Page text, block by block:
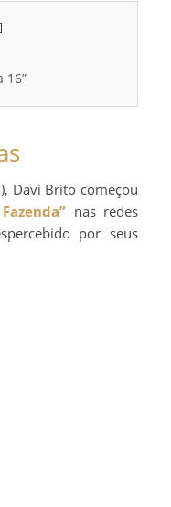
16”
Davi Brito começou
nas redes
por seus